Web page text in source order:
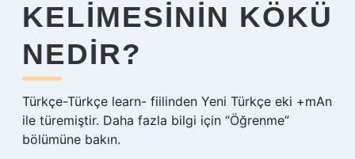
KELIMESININ KÖKÜ
NEDIR?
Türkçe-Türkçe learn- fiilinden Yeni Türkçe eki +mAn
ile türemiştir. Daha fazla bilgi için “Öğrenme”
bölümüne bakın.